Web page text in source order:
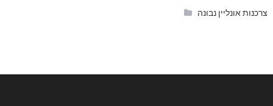
צרכנות אונליין נבונה